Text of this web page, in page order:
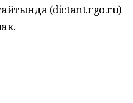
сайтында (dictant.rgo.ru)